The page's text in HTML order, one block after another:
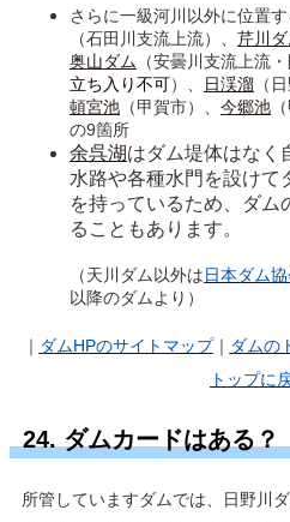
さらに一級河川以外に位置
（石田川支流上流）、 芹川ダ
奥山ダム （安曇川支流上流・
立ち入り不可）、 日渓溜 （
頓宮池 （甲賀市）、 今郷池
の9箇所
余呉湖はダム堤体はなく
水路や各種水門を設けて
を持っているため、ダム
ることもあります。
（天川ダム以外は日本ダム
以降のダムより）
｜ ダムHPのサイトマップ｜ ダムの
トップに
24. ダムカードはある？
所管していますダムでは、日野川